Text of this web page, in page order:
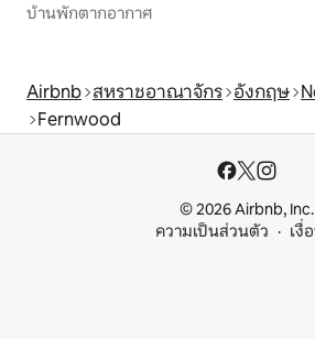
บ้านพักตากอากาศ
Airbnb สหราชอาณาจักร อังกฤษ
Fernwood
© 2026 Airbnb, Inc.
ความเป็นส่วนตัว
เงื่